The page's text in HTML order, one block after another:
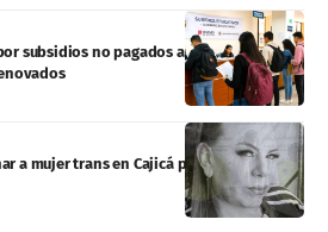
subsidios no pagados a estudiantes
a mujer trans en Cajicá podría salir libre